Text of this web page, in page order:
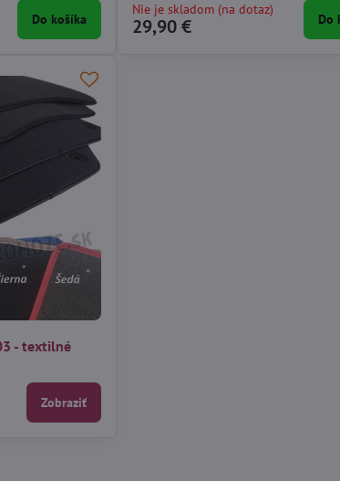
Do košíka
Nie je skladom (na dotaz)
29,90 € Do
- textilné
Zobraziť